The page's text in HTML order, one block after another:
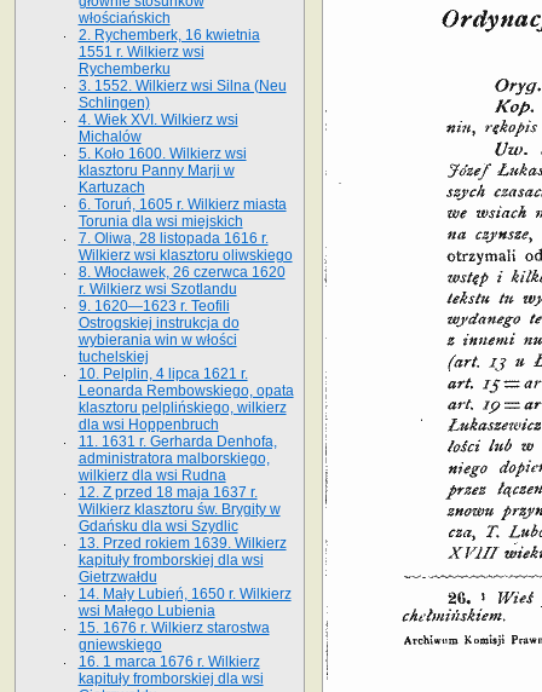
włościańskich
2. Rychemberk, 16 kwietnia
1551 r. Wilkierz wsi
Rychemberku
3. 1552. Wilkierz wsi Silna (Neu
Schlingen)
4. Wiek XVI. Wilkierz wsi
Michalów
5. Koło 1600. Wilkierz wsi
klasztoru Panny Marji w
Kartuzach
6. Toruń, 1605 r. Wilkierz miasta
Torunia dla wsi miejskich
7. Oliwa, 28 listopada 1616 r.
Wilkierz wsi klasztoru oliwskiego
8. Włocławek, 26 czerwca 1620
r. Wilkierz wsi Szotlandu
9. 1620—1623 r. Teofili
Ostrogskiej instrukcja do
wybierania win w włości
tuchelskiej
10. Pelplin, 4 lipca 1621 r.
Leonarda Rembowskiego, opata
klasztoru pelplińskiego, wilkierz
dla wsi Hoppenbruch
11. 1631 r. Gerharda Denhofa,
administratora malborskiego,
wilkierz dla wsi Rudna
12. Z przed 18 maja 1637 r.
Wilkierz klasztoru św. Brygity w
Gdańsku dla wsi Szydlic
13. Przed rokiem 1639. Wilkierz
kapituły fromborskiej dla wsi
Gietrzwałdu
14. Mały Lubień, 1650 r. Wilkierz
wsi Małego Lubienia
15. 1676 r. Wilkierz starostwa
gniewskiego
16. 1 marca 1676 r. Wilkierz
kapituły fromborskiej dla wsi